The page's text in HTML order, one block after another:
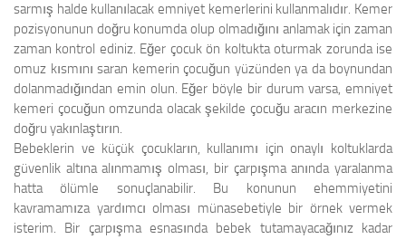
sarmış halde kullanılacak emniyet kemerlerini kullanmalıdır. Kemer
pozisyonunun doğru konumda olup olmadığını anlamak için zaman
zaman kontrol ediniz. Eğer çocuk ön koltukta oturmak zorunda ise
omuz kısmını saran kemerin çocuğun yüzünden ya da boynundan
dolanmadığından emin olun. Eğer böyle bir durum varsa, emniyet
kemeri çocuğun omzunda olacak şekilde çocuğu aracın merkezine
doğru yakınlaştırın.
Bebeklerin ve küçük çocukların, kullanımı için onaylı koltuklarda
güvenlik altına alınmamış olması, bir çarpışma anında yaralanma
hatta ölümle sonuçlanabilir. Bu konunun ehemmiyetini
kavramamıza yardımcı olması münasebetiyle bir örnek vermek
isterim. Bir çarpışma esnasında bebek tutamayacağınız kadar